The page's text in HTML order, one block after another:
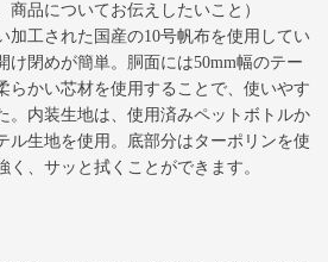
品についてお伝えしたいこと）
加工された国産の10号帆布を使用してい
け閉めが簡単。胴面には50mm幅のテー
らかい芯材を使用することで、使いやす
。内装生地は、使用済みペットボトルか
ル生地を使用。底部分はターポリンを使
く、サッと拭くことができます。